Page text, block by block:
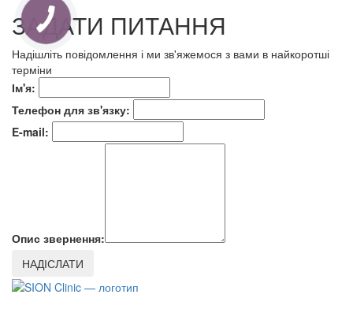
ЗАДАТИ ПИТАННЯ
Надішліть повідомлення і ми зв'яжемося з вами в найкоротші
терміни
Ім'я:
Телефон для зв'язку:
E-mail:
Опис звернення: